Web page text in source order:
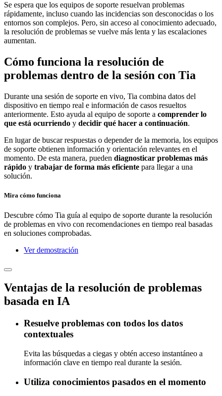
Se espera que los equipos de soporte resuelvan problemas
rápidamente, incluso cuando las incidencias son desconocidas o los
entornos son complejos. Pero, sin acceso al conocimiento adecuado,
la resolución de problemas se vuelve más lenta y las escalaciones
aumentan.
Cómo funciona la resolución de
problemas dentro de la sesión con Tia
Durante una sesión de soporte en vivo, Tia combina datos del
dispositivo en tiempo real e información de casos resueltos
anteriormente. Esto ayuda al equipo de soporte a comprender lo
que está ocurriendo y decidir qué hacer a continuación.
En lugar de buscar respuestas o depender de la memoria, los equipos
de soporte obtienen información y orientación relevantes en el
momento. De esta manera, pueden diagnosticar problemas más
rápido y trabajar de forma más eficiente para llegar a una
solución.
Mira cómo funciona
Descubre cómo Tia guía al equipo de soporte durante la resolución
de problemas en vivo con recomendaciones en tiempo real basadas
en soluciones comprobadas.
Ver demostración
Ventajas de la resolución de problemas
basada en IA
Resuelve problemas con todos los datos
contextuales
Evita las búsquedas a ciegas y obtén acceso instantáneo a
información clave en tiempo real durante la sesión.
Utiliza conocimientos pasados en el momento